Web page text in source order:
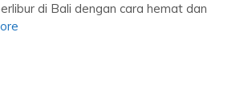
di Bali dengan cara hemat dan